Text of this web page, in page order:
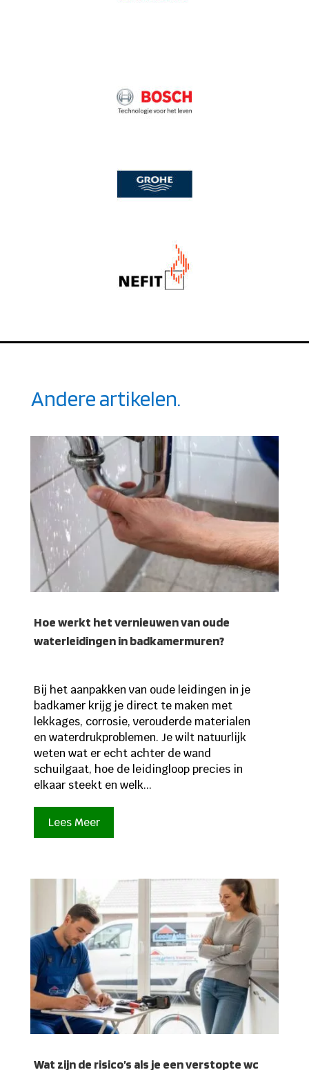
Andere artikelen.
Hoe werkt het vernieuwen van oude
waterleidingen in badkamermuren?
Bij het aanpakken van oude leidingen in je
badkamer krijg je direct te maken met
lekkages, corrosie, verouderde materialen
en waterdrukproblemen. Je wilt natuurlijk
weten wat er echt achter de wand
schuilgaat, hoe de leidingloop precies in
elkaar steekt en welk...
Lees Meer
Wat zijn de risico’s als je een verstopte wc